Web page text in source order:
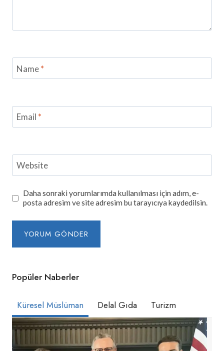
Name*
Email *
Website
Daha sonraki yorumlarımda kullanılması için adım, e-
posta adresim ve site adresim bu tarayıcıya kaydedilsin.
Popüler Naberler
Küresel Müslüman Delal Gıda Turizm